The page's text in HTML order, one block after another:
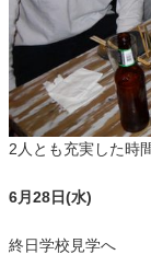
2人とも充実した時
6月28日(水)
終日学校見学へ